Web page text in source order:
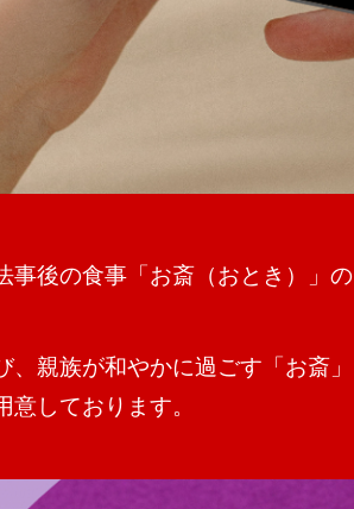
事後の食事「お斎（おとき）」
、親族が和やかに過ごす「お斎
意しております。